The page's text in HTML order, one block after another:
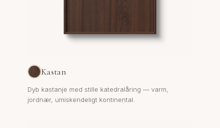
Kastan
Dyb kastanje med stille katedralåring — varm,
jordnær, umiskendeligt kontinental.